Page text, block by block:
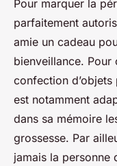
Pour marquer la
parfaitement
amie un cadeau
bienveillance.
confection
est notamment
dans sa mémoire
grossesse. Par
jamais la personne